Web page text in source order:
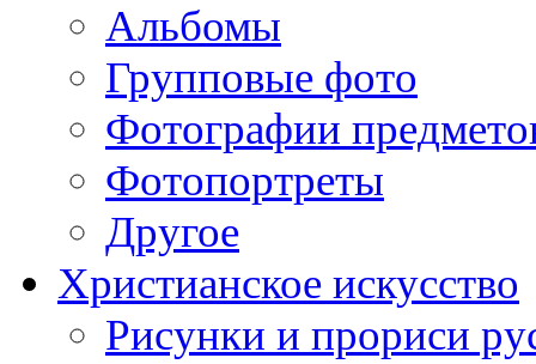
Альбомы
Групповые фото
Фотографии
Фотопортреты
Другое
Христианское искусство
Рисунки и прориси